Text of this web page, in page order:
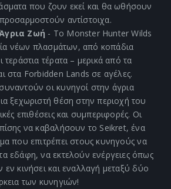
που ζουν εκεί και θα ωθήσουν
αντίστοιχα.
Ζωή - Το Monster Hunter Wilds
νέων πλασμάτων, από κοπάδια
τεράστια τέρατα – μερικά από τα
στα Forbidden Lands σε αγέλες.
οι κυνηγοί στην άγρια
ξεχωριστή θέση στην περιοχή του
επιθέσεις και συμπεριφορές. Οι
να καβαλήσουν το Seikret, ένα
που επιτρέπει στους κυνηγούς να
εδάφη, να εκτελούν ενέργειες όπως
κινήσει και εναλλαγή μεταξύ δύο
των κυνηγιών!